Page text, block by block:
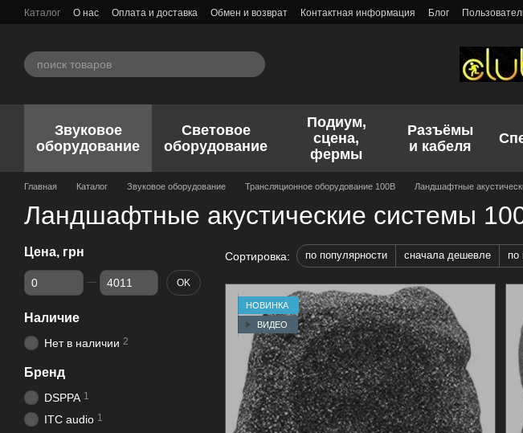
Перейти к основному контенту
Каталог О нас Оплата и доставка Обмен и возврат Контактная информация Блог
Звуковое
оборудование
Световое
оборудование
Подиум,
сцена,
фермы
Разъёмы
и кабеля
Главная Каталог Звуковое оборудование Трансляционное оборудование 100В Ландшафтные
Ландшафтные акустические системы
Сортировка: по популярности сначала дешевле по
НОВИНКА
ВИДЕО
Цена, грн
От Цена, грн
До Цена, грн OK
Наличие
Нет в наличии 2
Бренд
DSPPA 1
ITC audio 1